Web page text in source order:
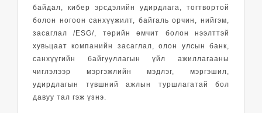
байдал, кибер эрсдэлийн удирдлага, тогтвортой
болон ногоон санхүүжилт, байгаль орчин, нийгэм,
засаглал /ESG/, төрийн өмчит болон нээлттэй
хувьцаат компанийн засаглал, олон улсын банк,
санхүүгийн байгууллагын үйл ажиллагааны
чиглэлээр мэргэжлийн мэдлэг, мэргэшил,
удирдлагын түвшний ажлын туршлагатай бол
давуу тал гэж үзнэ.